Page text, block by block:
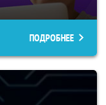
ПОДРОБНЕЕ